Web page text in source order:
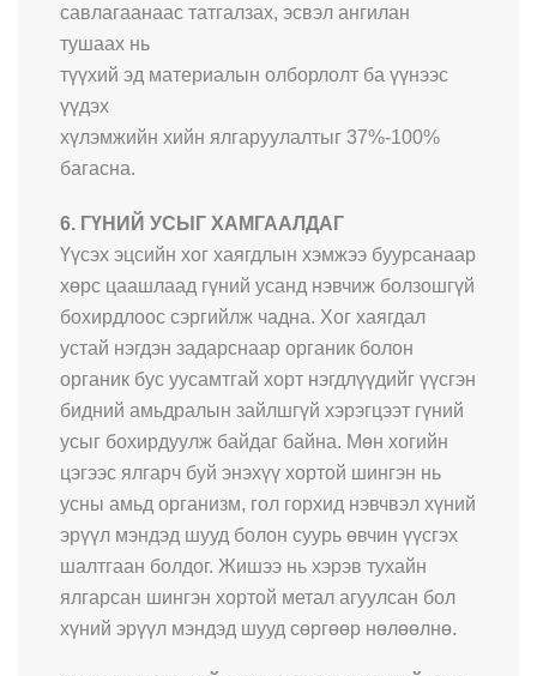
савлагаанаас татгалзах, эсвэл ангилан
тушаах нь
түүхий эд материалын олборлолт ба үүнээс
үүдэх
хүлэмжийн хийн ялгаруулалтыг 37%-100%
багасна.
6. ГҮНИЙ УСЫГ ХАМГААЛДАГ
Үүсэх эцсийн хог хаягдлын хэмжээ буурсанаар
хөрс цаашлаад гүний усанд нэвчиж болзошгүй
бохирдлоос сэргийлж чадна. Хог хаягдал
устай нэгдэн задарснаар органик болон
органик бус уусамтгай хорт нэгдлүүдийг үүсгэн
бидний амьдралын зайлшгүй хэрэгцээт гүний
усыг бохирдуулж байдаг байна. Мөн хогийн
цэгээс ялгарч буй энэхүү хортой шингэн нь
усны амьд организм, гол горхид нэвчвэл хүний
эрүүл мэндэд шууд болон суурь өвчин үүсгэх
шалтгаан болдог. Жишээ нь хэрэв тухайн
ялгарсан шингэн хортой метал агуулсан бол
хүний эрүүл мэндэд шууд сөргөөр нөлөөлнө.